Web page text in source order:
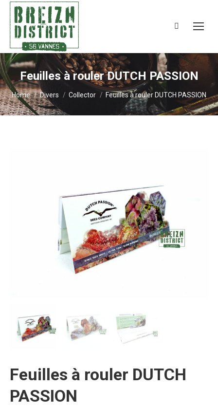
Search:
Feuilles à rouler DUTCH PASSION
You are here:
Home Divers Collector Feuilles à rouler DUTCH PASSION
Feuilles à rouler DUTCH
PASSION